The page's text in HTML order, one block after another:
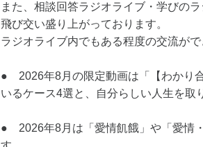
また、相談回答ラジオライブ・学びの
飛び交い盛り上がっております。
ラジオライブ内でもある程度の交流がで
● 2026年8月の限定動画は「【わかり
いるケース4選と、自分らしい人生を取
● 2026年8月は「愛情飢餓」や「愛情